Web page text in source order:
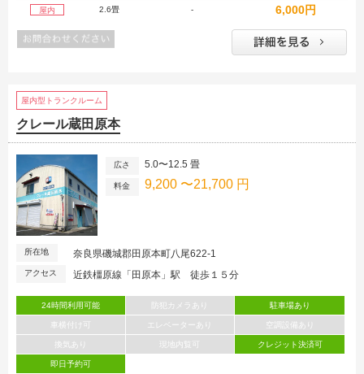
屋内 2.6畳 - 6,000円
屋内型トランクルーム
クレール蔵田原本
広さ 5.0〜12.5 畳
料金 9,200 〜21,700 円
所在地 奈良県磯城郡田原本町八尾622-1
アクセス 近鉄橿原線「田原本」駅 徒歩１５分
24時間利用可能 防犯カメラあり 駐車場あり
車横付け可 エレベーターあり 空調設備あり
換気あり 現地内覧可 クレジット決済可
即日予約可